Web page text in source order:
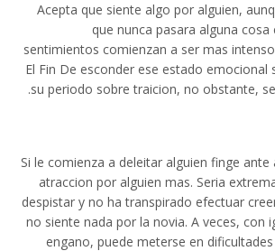
Acepta que siente algo por alguien,
que nunca pasara alguna cosa
sentimientos comienzan a ser mas
El Fin De esconder ese estado emocional
su periodo sobre traicion, no obstante,
Si le comienza a deleitar alguien finge ante
atraccion por alguien mas. Seri­a
despistar y no ha transpirado efectuar
no siente nada por la novia. A veces, con
engano, puede meterse en